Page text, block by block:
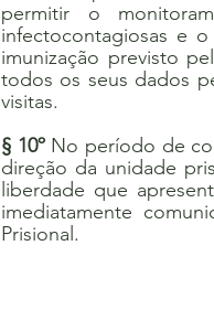
permitir o
infectocontagiosas e
imunização previsto
todos os seus dados
visitas.
§ 10º No período de
direção da unidade
liberdade que
imediatamente
Prisional.